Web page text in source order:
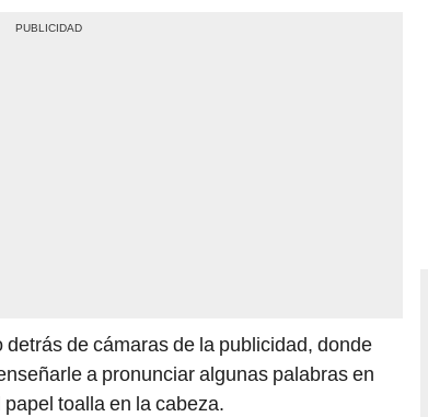
de cámaras de la publicidad, donde
a pronunciar algunas palabras en
toalla en la cabeza.